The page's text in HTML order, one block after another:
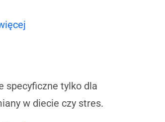
specyficzne tylko dla
w diecie czy stres.